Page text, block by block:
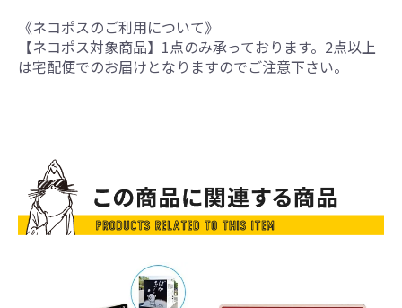
《ネコポスのご利用について》
【ネコポス対象商品】1点のみ承っております。2点以上
は宅配便でのお届けとなりますのでご注意下さい。